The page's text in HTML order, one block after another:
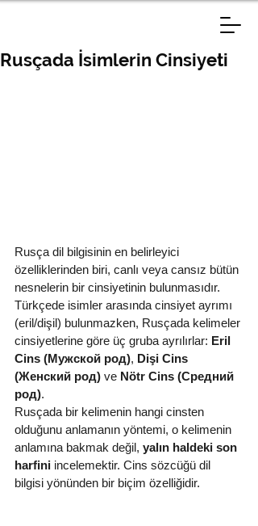
Rusçada İsimlerin Cinsiyeti
Rusça dil bilgisinin en belirleyici
özelliklerinden biri, canlı veya cansız bütün
nesnelerin bir cinsiyetinin bulunmasıdır.
Türkçede isimler arasında cinsiyet ayrımı
(eril/dişil) bulunmazken, Rusçada kelimeler
cinsiyetlerine göre üç gruba ayrılırlar: Eril
Cins (Мужской род), Dişi Cins
(Женский род) ve Nötr Cins (Средний
род).
Rusçada bir kelimenin hangi cinsten
olduğunu anlamanın yöntemi, o kelimenin
anlamına bakmak değil, yalın haldeki son
harfini incelemektir. Cins sözcüğü dil
bilgisi yönünden bir biçim özelliğidir.